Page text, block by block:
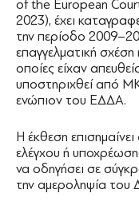
of the European
2023), έχει
την περίοδο
επαγγελματική
οποίες είχαν
υποστηριχθεί από
ενώπιον του ΕΔΔΑ.
Η έκθεση
ελέγχου ή
να οδηγήσει σε
την αμεροληψία του